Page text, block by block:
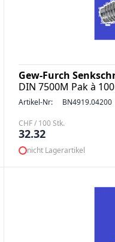
Gew-Furch
DIN 7500M Pak à
Artikel-Nr: BN4919.04200
CHF / 100 Stk.
32.32
nicht Lagerartikel